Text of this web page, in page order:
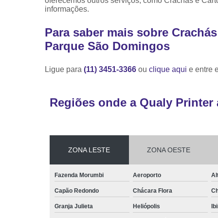
informações.
Para saber mais sobre
Parque São Domingos
Ligue para (11) 3451-3366 ou clique aqui e entre
Regiões onde a Qualy Printer
ZONA LESTE ZONA OESTE
Fazenda Morumbi Aeroporto
Capão Redondo Chácara Flora
Granja Julieta Heliópolis